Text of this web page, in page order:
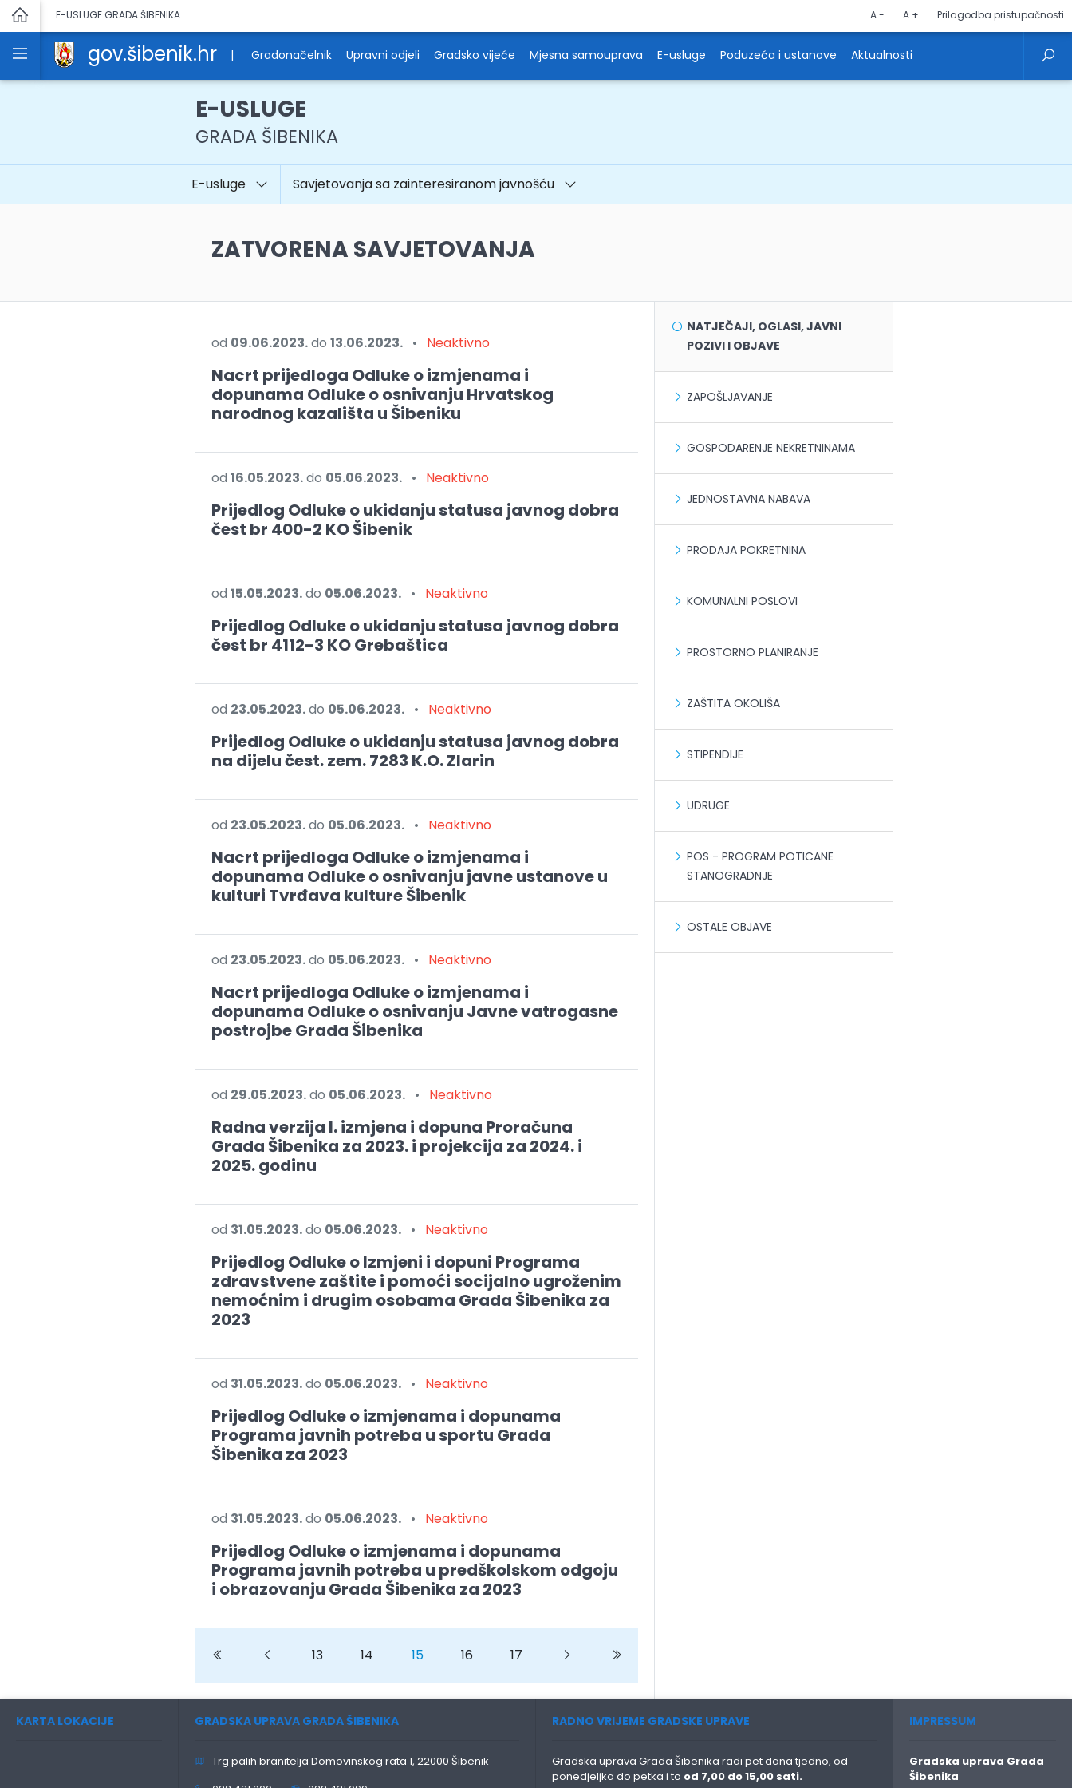
E-USLUGE GRADA ŠIBENIKA A - A + Prilagodba pristupačnosti
gov.šibenik.hr | Gradonačelnik Upravni odjeli Gradsko vijeće Mjesna samouprava E-usluge Poduzeća i ustanove Aktualnosti
E-USLUGE
GRADA ŠIBENIKA
E-usluge Savjetovanja sa zainteresiranom javnošću
ZATVORENA SAVJETOVANJA
od 09.06.2023.do 13.06.2023. • Neaktivno
Nacrt prijedloga Odluke o izmjenama i
dopunama Odluke o osnivanju Hrvatskog
narodnog kazališta u Šibeniku
od 16.05.2023.do 05.06.2023. • Neaktivno
Prijedlog Odluke o ukidanju statusa javnog dobra
čest br 400-2 KO Šibenik
od 15.05.2023.do 05.06.2023. • Neaktivno
Prijedlog Odluke o ukidanju statusa javnog dobra
čest br 4112-3 KO Grebaštica
od 23.05.2023.do 05.06.2023. • Neaktivno
Prijedlog Odluke o ukidanju statusa javnog dobra
na dijelu čest. zem. 7283 K.O. Zlarin
od 23.05.2023.do 05.06.2023. • Neaktivno
Nacrt prijedloga Odluke o izmjenama i
dopunama Odluke o osnivanju javne ustanove u
kulturi Tvrđava kulture Šibenik
od 23.05.2023.do 05.06.2023. • Neaktivno
Nacrt prijedloga Odluke o izmjenama i
dopunama Odluke o osnivanju Javne vatrogasne
postrojbe Grada Šibenika
od 29.05.2023.do 05.06.2023. • Neaktivno
Radna verzija I. izmjena i dopuna Proračuna
Grada Šibenika za 2023. i projekcija za 2024. i
2025. godinu
od 31.05.2023.do 05.06.2023. • Neaktivno
Prijedlog Odluke o Izmjeni i dopuni Programa
zdravstvene zaštite i pomoći socijalno ugroženim
nemoćnim i drugim osobama Grada Šibenika za
2023
od 31.05.2023.do 05.06.2023. • Neaktivno
Prijedlog Odluke o izmjenama i dopunama
Programa javnih potreba u sportu Grada
Šibenika za 2023
od 31.05.2023.do 05.06.2023. • Neaktivno
Prijedlog Odluke o izmjenama i dopunama
Programa javnih potreba u predškolskom odgoju
i obrazovanju Grada Šibenika za 2023
Previous Previous
13 14 15 16 17
NATJEČAJI, OGLASI, JAVNI
POZIVI I OBJAVE
ZAPOŠLJAVANJE
GOSPODARENJE NEKRETNINAMA
JEDNOSTAVNA NABAVA
PRODAJA POKRETNINA
KOMUNALNI POSLOVI
PROSTORNO PLANIRANJE
ZAŠTITA OKOLIŠA
STIPENDIJE
UDRUGE
POS - PROGRAM POTICANE
STANOGRADNJE
OSTALE OBJAVE
KARTA LOKACIJE GRADSKA UPRAVA GRADA ŠIBENIKA
Trg palih branitelja Domovinskog rata 1, 22000 Šibenik
RADNO VRIJEME GRADSKE UPRAVE
Gradska uprava Grada Šibenika radi pet dana tjedno, od
ponedjeljka do petka i to od 7,00 do 15,00 sati.
IMPRESSUM
Gradska uprava Grada
Šibenika